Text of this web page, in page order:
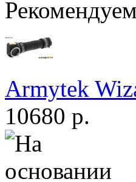
Рекомендуем
Armytek
10680 р.